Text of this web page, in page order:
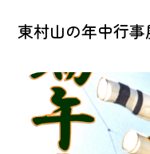
東村山の年中行事